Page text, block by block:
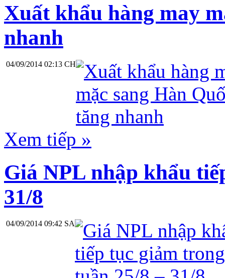
Xuất khẩu hàng may
nhanh
04/09/2014 02:13 CH
Xem tiếp »
Giá NPL nhập khẩu
31/8
04/09/2014 09:42 SA